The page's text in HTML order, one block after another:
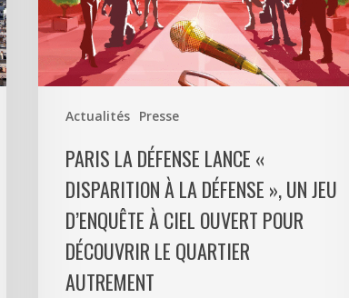
Actualités Presse
Disparition
à
Défense
d’enquête
ouvert
découvrir
PARIS LA DÉFENSE LANCE «
DISPARITION À LA DÉFENSE », UN JEU
D’ENQUÊTE À CIEL OUVERT POUR
DÉCOUVRIR LE QUARTIER
AUTREMENT